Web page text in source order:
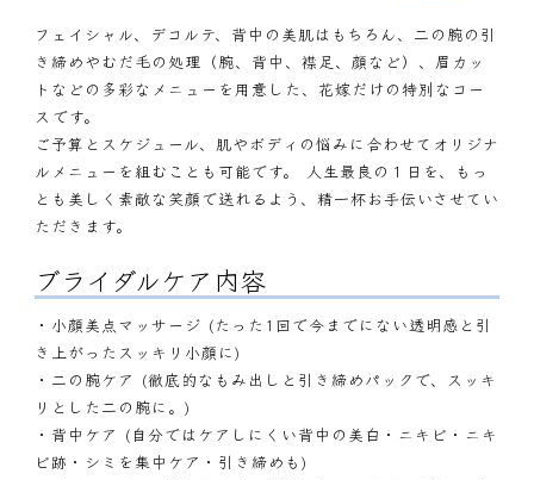
フェイシャル、デコルテ、背中の美肌はもちろん、二の腕の引
き締めやむだ毛の処理（腕、背中、襟足、顔など）、眉カッ
トなどの多彩なメニューを用意した、花嫁だけの特別なコー
スです。
ご予算とスケジュール、肌やボディの悩みに合わせてオリジナ
ルメニューを組むことも可能です。 人生最良の１日を、もっ
とも美しく素敵な笑顔で送れるよう、精一杯お手伝いさせてい
ただきます。
ブライダルケア内容
・小顔美点マッサージ (たった1回で今までにない透明感と引
き上がったスッキリ小顔に)
・二の腕ケア (徹底的なもみ出しと引き締めパックで、スッキ
リとした二の腕に。)
・背中ケア (自分ではケアしにくい背中の美白・ニキビ・ニキ
ビ跡・シミを集中ケア・引き締めも)